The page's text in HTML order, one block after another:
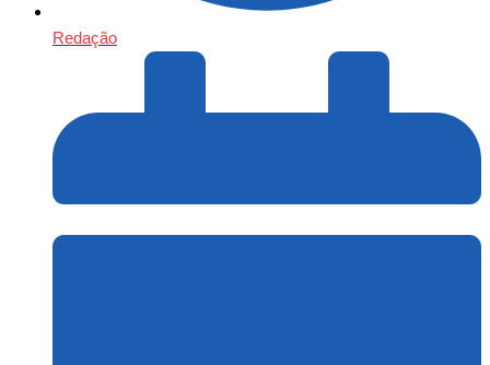
Redação